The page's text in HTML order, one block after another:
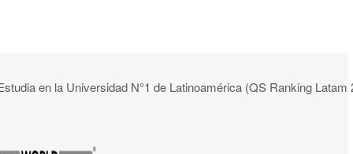
en la Universidad N°1 de Latinoamérica (QS Ranking Latam